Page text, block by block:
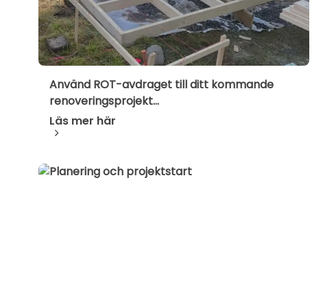
Använd ROT-avdraget till ditt kommande
renoveringsprojekt...
Läs mer här